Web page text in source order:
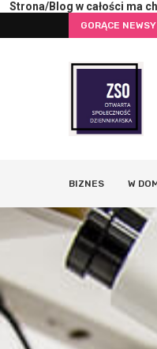
Strona/Blog w całości ma
GORĄCE NEWSY
BIZNES W